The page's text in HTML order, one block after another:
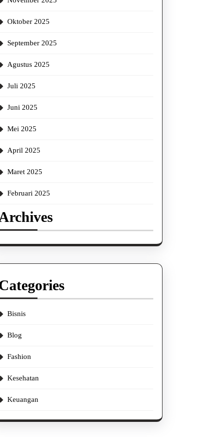
Oktober 2025
September 2025
Agustus 2025
Juli 2025
Juni 2025
Mei 2025
April 2025
Maret 2025
Februari 2025
Bisnis
Blog
Fashion
Kesehatan
Keuangan